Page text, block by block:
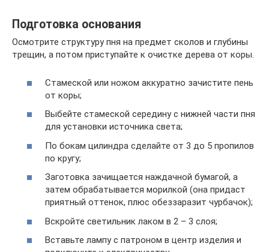
Подготовка основания
Осмотрите структуру пня на предмет сколов и глубины
трещин, а потом приступайте к очистке дерева от коры.
Стамеской или ножом аккуратно зачистите пень
от коры;
Выбейте стамеской середину с нижней части пня
для установки источника света;
По бокам цилиндра сделайте от 3 до 5 пропилов
по кругу;
Заготовка зачищается наждачной бумагой, а
затем обрабатывается морилкой (она придаст
приятный оттенок, плюс обеззаразит чурбачок);
Вскройте светильник лаком в 2 – 3 слоя;
Вставьте лампу с патроном в центр изделия и